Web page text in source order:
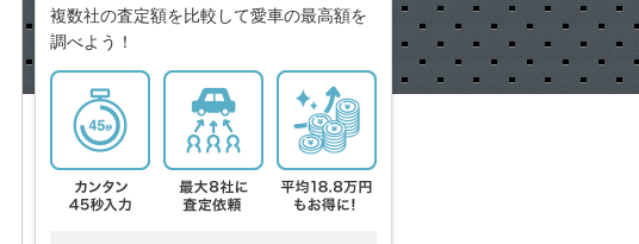
複数社の査定額を比較して愛車の最高額を
調べよう！